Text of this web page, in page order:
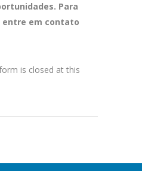
Para
em contato
is closed at this